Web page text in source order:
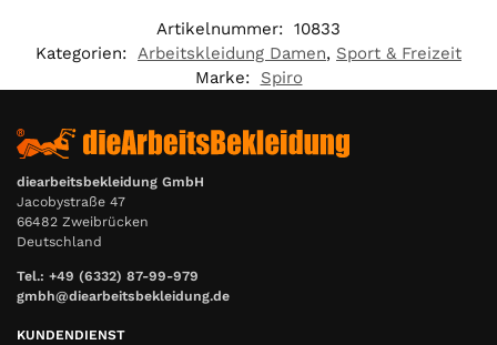
Artikelnummer: 10833
Kategorien: Arbeitskleidung Damen, Sport & Freizeit
Marke:
Spiro
diearbeitsbekleidung GmbH
Jacobystraße 47
66482 Zweibrücken
Deutschland
Tel.: +49 (6332) 87-99-979
gmbh@diearbeitsbekleidung.de
KUNDENDIENST